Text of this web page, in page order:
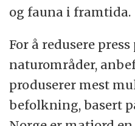
og fauna i framtida.
For å redusere
naturområder,
produserer mest
befolkning, basert